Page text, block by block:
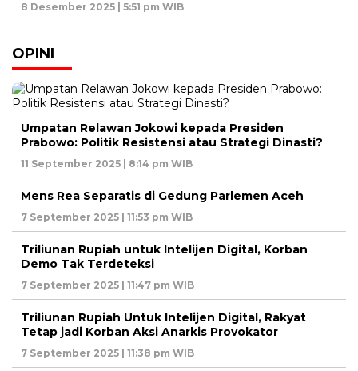
8 Desember 2025 | 5:51 pm WIB
OPINI
Umpatan Relawan Jokowi kepada Presiden
Prabowo: Politik Resistensi atau Strategi Dinasti?
11 September 2025 | 8:14 pm WIB
Mens Rea Separatis di Gedung Parlemen Aceh
7 September 2025 | 11:53 pm WIB
Triliunan Rupiah untuk Intelijen Digital, Korban
Demo Tak Terdeteksi
7 September 2025 | 11:47 pm WIB
Triliunan Rupiah Untuk Intelijen Digital, Rakyat
Tetap jadi Korban Aksi Anarkis Provokator
7 September 2025 | 11:38 pm WIB